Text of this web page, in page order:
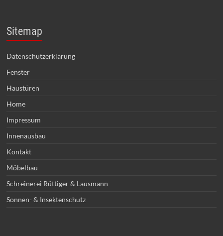
Sitemap
Datenschutzerklärung
Fenster
Haustüren
Home
Impressum
Innenausbau
Kontakt
Möbelbau
Schreinerei Rüttiger & Lausmann
Sonnen- & Insektenschutz